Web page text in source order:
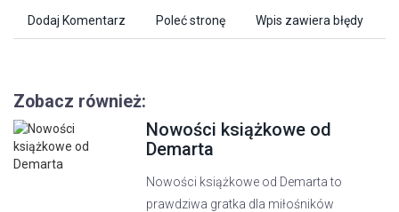
Dodaj Komentarz Poleć stronę Wpis zawiera błędy
Zobacz również:
Nowości książkowe od
Demarta
Nowości książkowe od Demarta to
prawdziwa gratka dla miłośników